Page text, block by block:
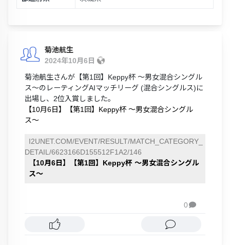
菊池航生
2024年10月6日
菊池航生さんが【第1回】Keppy杯 〜男女混合シングル
ス〜のレーティングAIマッチリーグ (混合シングルス)に
出場し、2位入賞しました。
【10月6日】【第1回】Keppy杯 〜男女混合シングル
ス〜
I2UNET.COM/EVENT/RESULT/MATCH_CATEGORY_
DETAIL/6623166D155512F1A2/146
【10月6日】【第1回】Keppy杯 〜男女混合シングル
ス〜
0